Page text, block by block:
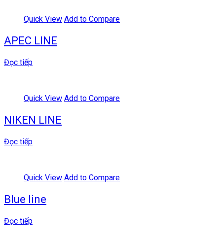
Quick View Add to Compare
APEC LINE
Đọc tiếp
Quick View Add to Compare
NIKEN LINE
Đọc tiếp
Quick View Add to Compare
Blue line
Đọc tiếp